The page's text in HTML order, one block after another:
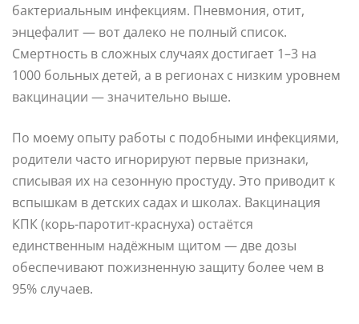
бактериальным инфекциям. Пневмония, отит,
энцефалит — вот далеко не полный список.
Смертность в сложных случаях достигает 1–3 на
1000 больных детей, а в регионах с низким уровнем
вакцинации — значительно выше.
По моему опыту работы с подобными инфекциями,
родители часто игнорируют первые признаки,
списывая их на сезонную простуду. Это приводит к
вспышкам в детских садах и школах. Вакцинация
КПК (корь-паротит-краснуха) остаётся
единственным надёжным щитом — две дозы
обеспечивают пожизненную защиту более чем в
95% случаев.